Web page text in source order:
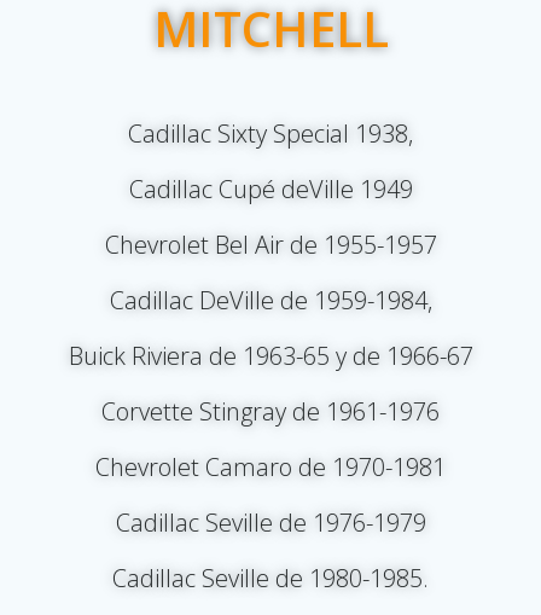
MITCHELL
Cadillac Sixty Special 1938,
Cadillac Cupé deVille 1949
Chevrolet Bel Air de 1955-1957
Cadillac DeVille de 1959-1984,
Buick Riviera de 1963-65 y de 1966-67
Corvette Stingray de 1961-1976
Chevrolet Camaro de 1970-1981
Cadillac Seville de 1976-1979
Cadillac Seville de 1980-1985.